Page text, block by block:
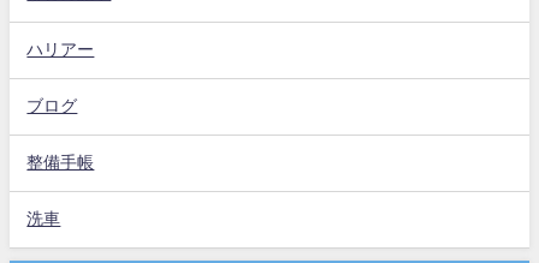
ハリアー
ブログ
整備手帳
洗車